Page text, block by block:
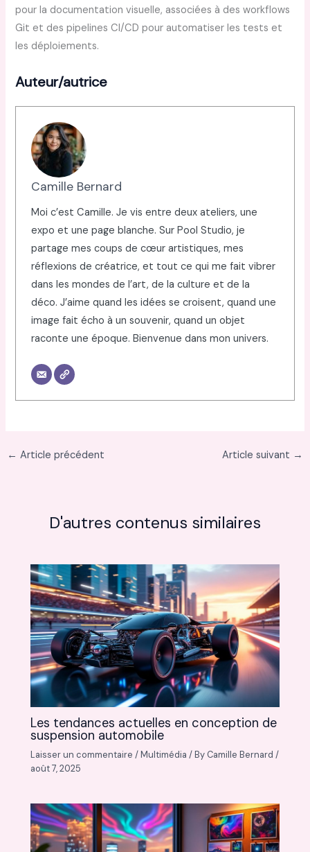
pour la documentation visuelle, associées à des workflows
Git et des pipelines CI/CD pour automatiser les tests et
les déploiements.
Auteur/autrice
Camille Bernard
Moi c’est Camille. Je vis entre deux ateliers, une
expo et une page blanche. Sur Pool Studio, je
partage mes coups de cœur artistiques, mes
réflexions de créatrice, et tout ce qui me fait vibrer
dans les mondes de l’art, de la culture et de la
déco. J’aime quand les idées se croisent, quand une
image fait écho à un souvenir, quand un objet
raconte une époque. Bienvenue dans mon univers.
← Article précédent Article suivant →
D'autres contenus similaires
Les tendances actuelles en conception de
suspension automobile
Laisser un commentaire /Multimédia / By Camille Bernard/
août 7, 2025